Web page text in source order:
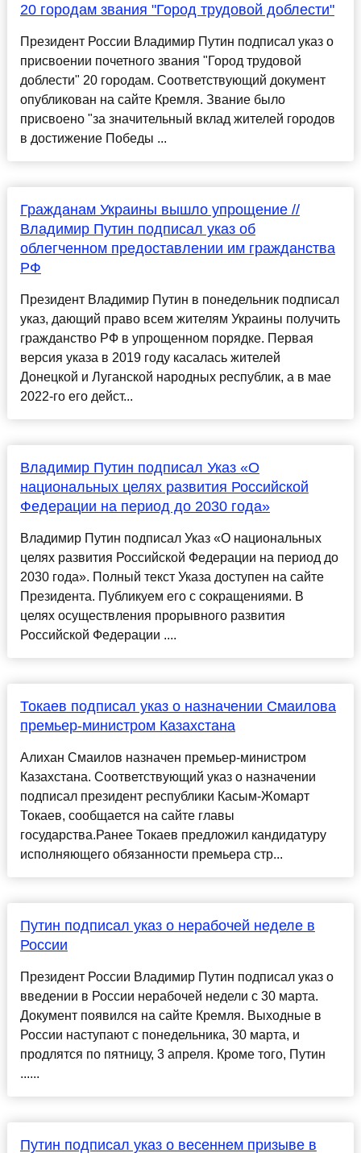
20 городам звания "Город трудовой доблести"
Президент России Владимир Путин подписал указ о
присвоении почетного звания "Город трудовой
доблести" 20 городам. Соответствующий документ
опубликован на сайте Кремля. Звание было
присвоено "за значительный вклад жителей городов
в достижение Победы ...
Гражданам Украины вышло упрощение //
Владимир Путин подписал указ об
облегченном предоставлении им гражданства
РФ
Президент Владимир Путин в понедельник подписал
указ, дающий право всем жителям Украины получить
гражданство РФ в упрощенном порядке. Первая
версия указа в 2019 году касалась жителей
Донецкой и Луганской народных республик, а в мае
2022-го его дейст...
Владимир Путин подписал Указ «О
национальных целях развития Российской
Федерации на период до 2030 года»
Владимир Путин подписал Указ «О национальных
целях развития Российской Федерации на период до
2030 года». Полный текст Указа доступен на сайте
Президента. Публикуем его с сокращениями. В
целях осуществления прорывного развития
Российской Федерации ....
Токаев подписал указ о назначении Смаилова
премьер-министром Казахстана
Алихан Смаилов назначен премьер-министром
Казахстана. Соответствующий указ о назначении
подписал президент республики Касым-Жомарт
Токаев, сообщается на сайте главы
государства.Ранее Токаев предложил кандидатуру
исполняющего обязанности премьера стр...
Путин подписал указ о нерабочей неделе в
России
Президент России Владимир Путин подписал указ о
введении в России нерабочей недели с 30 марта.
Документ появился на сайте Кремля. Выходные в
России наступают с понедельника, 30 марта, и
продлятся по пятницу, 3 апреля. Кроме того, Путин
......
Путин подписал указ о весеннем призыве в